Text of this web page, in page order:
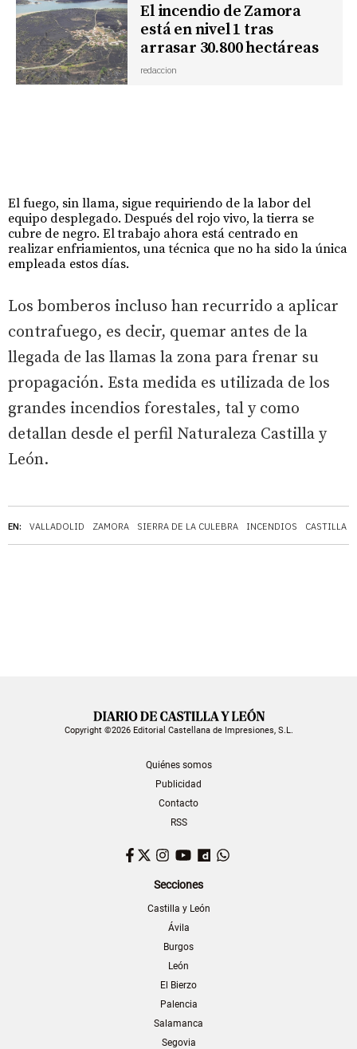
EN: VALLADOLID ZAMORA SIERRA DE LA CULEBRA INCENDIOS CASTILLA
El incendio de Zamora
está en nivel 1 tras
arrasar 30.800 hectáreas
redaccion
El fuego, sin llama, sigue requiriendo de la labor del
equipo desplegado. Después del rojo vivo, la tierra se
cubre de negro. El trabajo ahora está centrado en
realizar enfriamientos, una técnica que no ha sido la única
empleada estos días.
Los bomberos incluso han recurrido a aplicar
contrafuego, es decir, quemar antes de la
llegada de las llamas la zona para frenar su
propagación. Esta medida es utilizada de los
grandes incendios forestales, tal y como
detallan desde el perfil Naturaleza Castilla y
León.
Copyright ©2026 Editorial Castellana de Impresiones, S.L.
Quiénes somos
Publicidad
Contacto
RSS
Facebook
TwitterInstagram
YouTubeDailymotion
Secciones
Castilla y León
Ávila
Burgos
León
El Bierzo
Palencia
Salamanca
Segovia